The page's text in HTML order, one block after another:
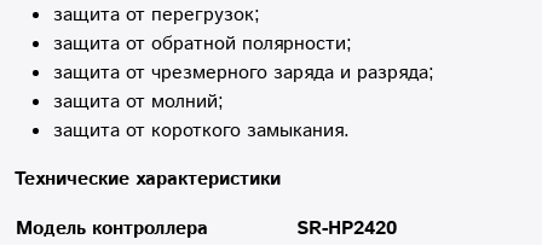
защита от перегрузок;
защита от обратной полярности;
защита от чрезмерного заряда и разряда;
защита от молний;
защита от короткого замыкания.
Технические характеристики
Модель контроллера
SR-HP2420